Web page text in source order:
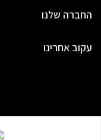
החברה שלנו
עקוב אחרינו